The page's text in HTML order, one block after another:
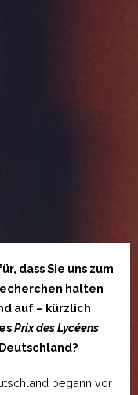
dass Sie uns zum
halten
auf – kürzlich
Prix des Lycéens
begann vor